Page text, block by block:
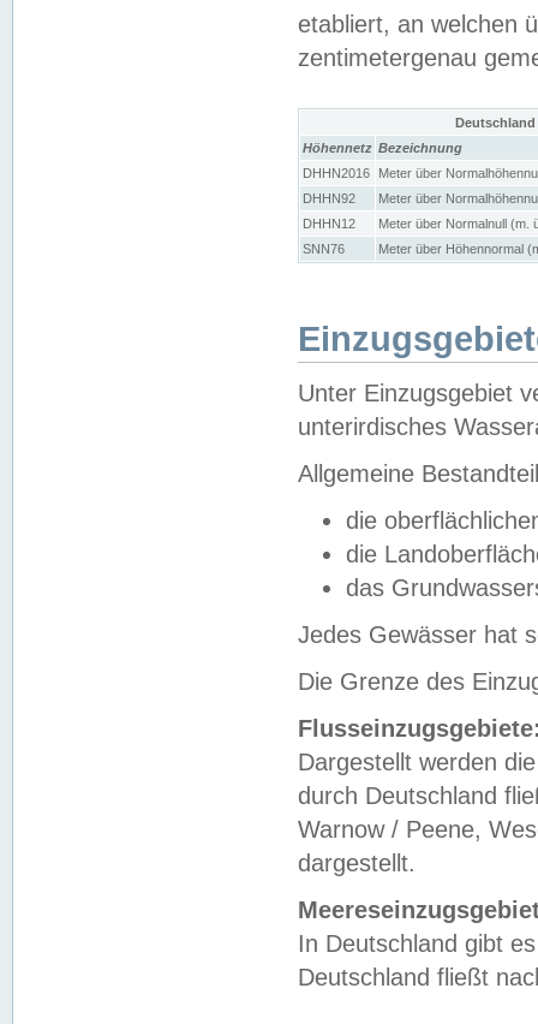
etabliert, an welchen
zentimetergenau
Höhennetz Bezeichnung
DHHN2016
Meter über
DHHN92
Meter über
DHHN12
Meter über Normalnull (m.
SNN76
Meter über Höhennormal
Unter Einzugsgebiet
unterirdisches
Allgemeine
die
die
das
Jedes Gewässer hat
Die Grenze des
Dargestellt werden
durch Deutschland
Warnow / Peene,
dargestellt.
In Deutschland gibt
Deutschland fließt